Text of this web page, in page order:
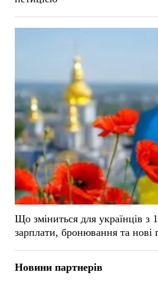
Що зміниться для українців з
зарплати, бронювання та нові
Новини партнерів